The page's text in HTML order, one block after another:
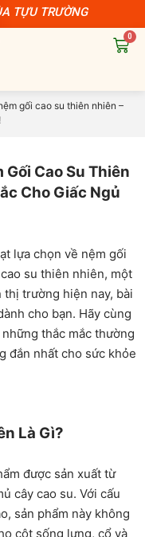
TỰU TRƯỜNG
0
Cart
gối cao su thiên nhiên –
Gối Cao Su Thiên
Cho Giấc Ngủ
lựa chọn về nệm gối
su thiên nhiên, một
trường hiện nay, bài
cho bạn. Hãy cùng
thắc mắc thường
đắn nhất cho sức khỏe
Là Gì?
được sản xuất từ
cây cao su. Với cấu
sản phẩm này không
cột sống lưng, cổ và